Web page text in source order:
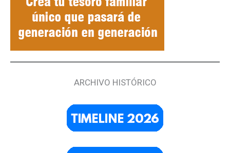
ARCHIVO HISTÓRICO